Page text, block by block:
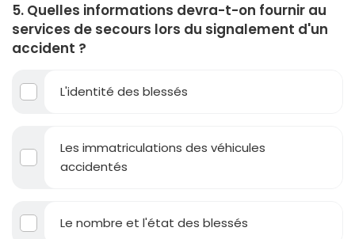
5. Quelles informations devra-t-on fournir au
services de secours lors du signalement d'un
accident ?
L'identité des blessés
Les immatriculations des véhicules
accidentés
Le nombre et l'état des blessés